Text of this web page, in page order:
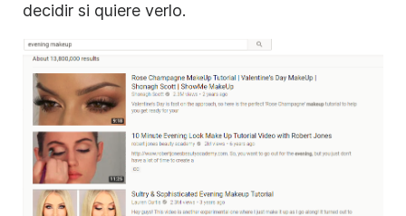
decidir si quiere verlo.